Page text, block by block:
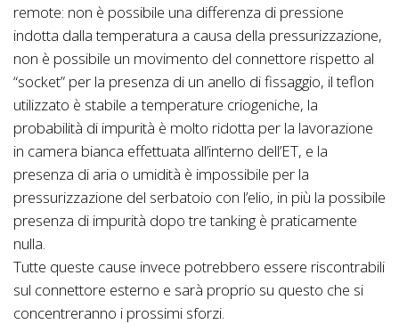
remote: non è possibile una differenza di pressione
indotta dalla temperatura a causa della pressurizzazione,
non è possibile un movimento del connettore rispetto al
“socket” per la presenza di un anello di fissaggio, il teflon
utilizzato è stabile a temperature criogeniche, la
probabilità di impurità è molto ridotta per la lavorazione
in camera bianca effettuata all’interno dell’ET, e la
presenza di aria o umidità è impossibile per la
pressurizzazione del serbatoio con l’elio, in più la possibile
presenza di impurità dopo tre tanking è praticamente
nulla.
Tutte queste cause invece potrebbero essere riscontrabili
sul connettore esterno e sarà proprio su questo che si
concentreranno i prossimi sforzi.